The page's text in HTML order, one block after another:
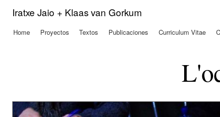
Iratxe Jaio + Klaas van Gorkum
Menú principal
Home Proyectos Textos Publicaciones Curriculum Vitae